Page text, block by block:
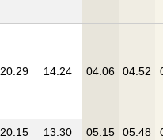
20:29 14:24 04:06 04:52
20:15 13:30 05:15 05:48